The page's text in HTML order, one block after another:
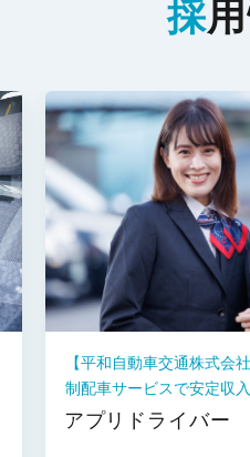
採
【平和自動車交通株式会
制配車サービスで安定収
アプリドライバー